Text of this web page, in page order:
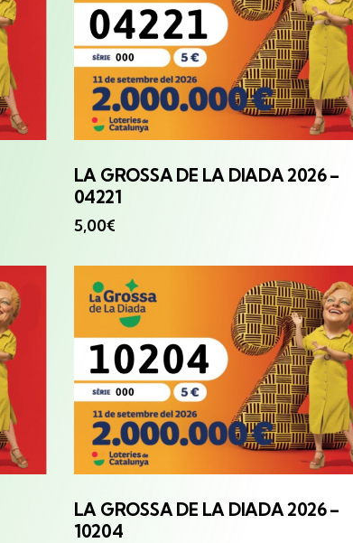
LA GROSSA DE LA DIADA 2026 –
04221
5,00€
LA GROSSA DE LA DIADA 2026 –
10204